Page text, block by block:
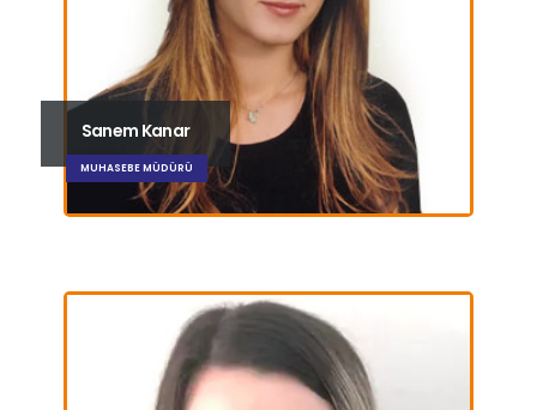
Sanem Kanar
MUHASEBE MÜDÜRÜ